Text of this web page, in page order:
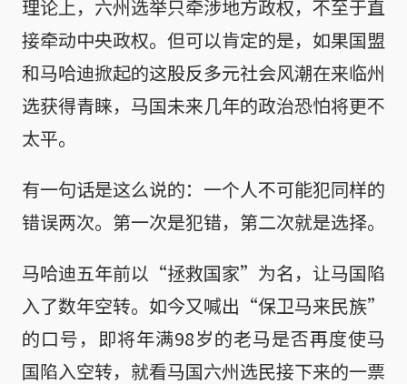
理论上，六州选举只牵涉地方政权，不至于直
接牵动中央政权。但可以肯定的是，如果国盟
和马哈迪掀起的这股反多元社会风潮在来临州
选获得青睐，马国未来几年的政治恐怕将更不
太平。
有一句话是这么说的：一个人不可能犯同样的
错误两次。第一次是犯错，第二次就是选择。
马哈迪五年前以“拯救国家”为名，让马国陷
入了数年空转。如今又喊出“保卫马来民族”
的口号，即将年满98岁的老马是否再度使马
国陷入空转，就看马国六州选民接下来的一票